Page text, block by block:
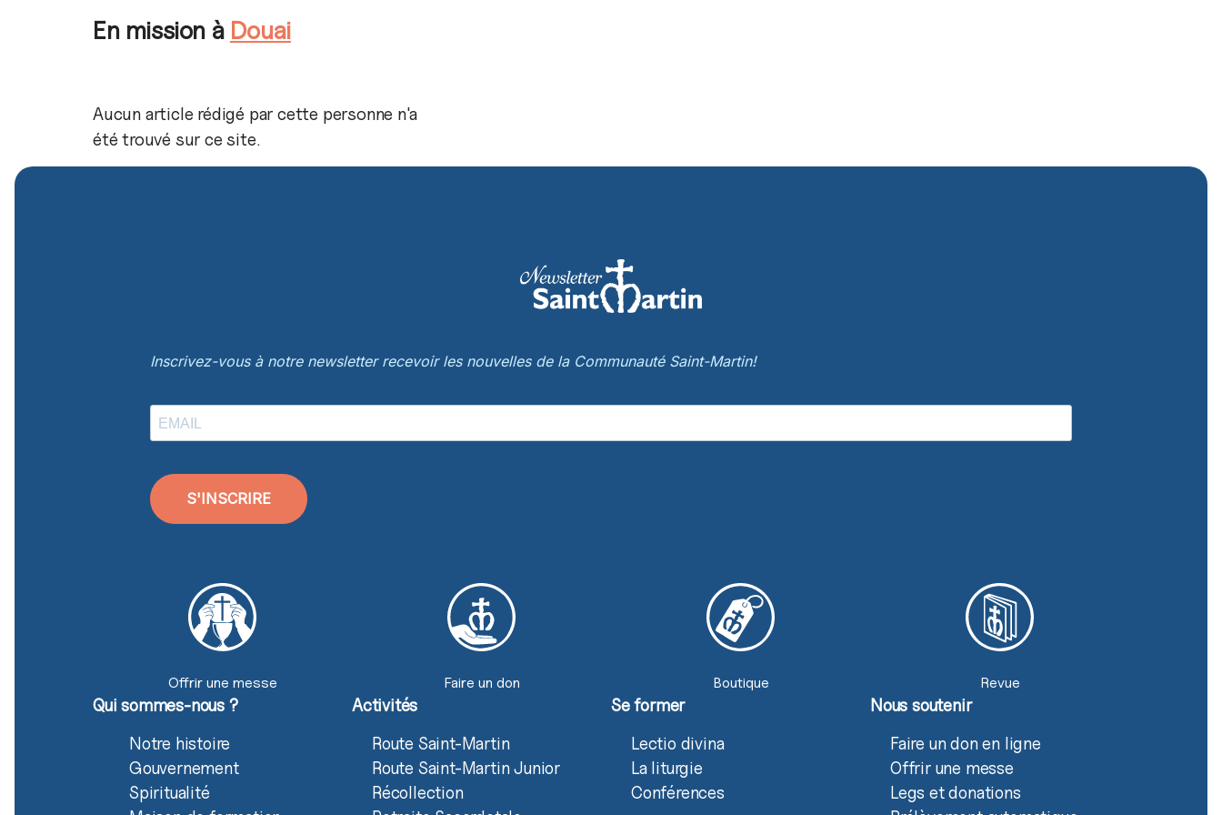
En mission à Douai
Aucun article rédigé par cette personne n'a
été trouvé sur ce site.
Inscrivez-vous à notre newsletter recevoir les nouvelles de la Communauté Saint-Martin!
S'INSCRIRE
Offrir une messe Faire un don Boutique Revue
Qui sommes-nous ?
Notre histoire
Gouvernement
Spiritualité
Activités
Route Saint-Martin
Route Saint-Martin Junior
Récollection
Se former
Lectio divina
La liturgie
Conférences
Nous soutenir
Faire un don en ligne
Offrir une messe
Legs et donations